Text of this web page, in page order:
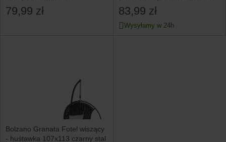
z poduszkami 130kg beżowy
79,99 zł 83,99 zł
Wysyłamy w 24h
Bolzano Granata Fotel wiszący
- huśtawka 107x113 czarny stal